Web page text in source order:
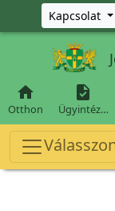
Ugrás a főKapcsolat

Otthon

Ügyintéz…